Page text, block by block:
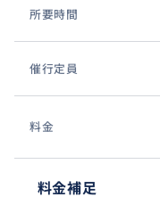
所要時間
催行定員
料金
料金補足